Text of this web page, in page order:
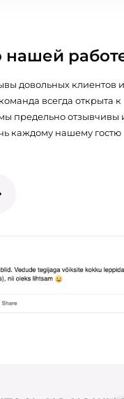
нашей
довольных клиентов
всегда открыта к
предельно отзывчивы
каждому нашему гостю